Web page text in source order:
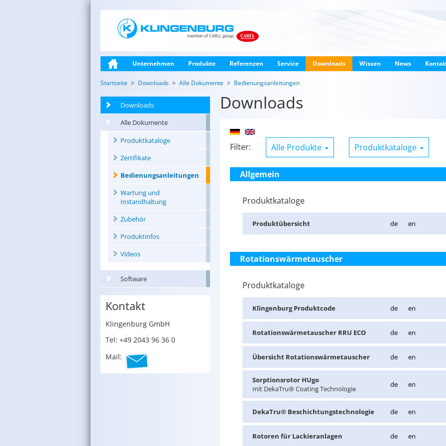
Unternehmen Produkte Referenzen Service Downloads Wissen News
Startseite Downloads Alle Dokumente Bedienungsanleitungen
Downloads
Alle Dokumente
Produktkataloge
Zertifikate
Bedienungsanleitungen
Wartung und
Instandhaltung
Zubehör
Produktinfos
Videos
Software
Kontakt
Klin­gen­burg GmbH
Tel: +49 2043 96 36 0
Mail:
Downloads
Filter: Alle Produkte Produktkataloge
Allgemein
Produktkataloge
Pro­dukt­über­sicht de en
Rotationswärmetauscher
Produktkataloge
Klin­gen­burg Pro­dukt­code de en
Ro­ta­ti­ons­wär­me­tau­scher RRU ECO de en
Über­sicht Ro­ta­ti­ons­wär­me­tau­scher de en
Sorp­ti­ons­ro­tor HUgo
mit De­kaT­ru® Coa­ting Tech­no­lo­gie
de en
De­kaT­ru® Be­schich­tungs­tech­no­lo­gie de en
Ro­to­ren für La­ckier­an­la­gen de en